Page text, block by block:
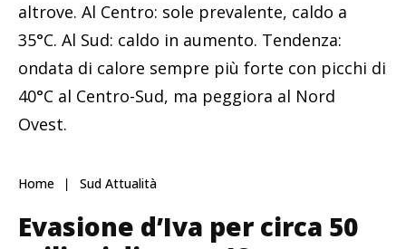
altrove. Al Centro: sole prevalente, caldo a
35°C. Al Sud: caldo in aumento. Tendenza:
ondata di calore sempre più forte con picchi di
40°C al Centro-Sud, ma peggiora al Nord
Ovest.
Home Sud Attualità
Evasione d’Iva per circa 50